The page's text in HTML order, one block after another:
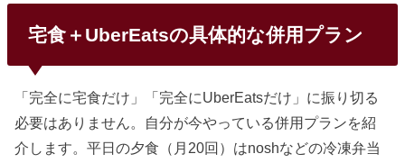
宅食＋UberEatsの具体的な併用プラン
「完全に宅食だけ」「完全にUberEatsだけ」に振り切る
必要はありません。自分が今やっている併用プランを紹
介します。平日の夕食（月20回）はnoshなどの冷凍弁当